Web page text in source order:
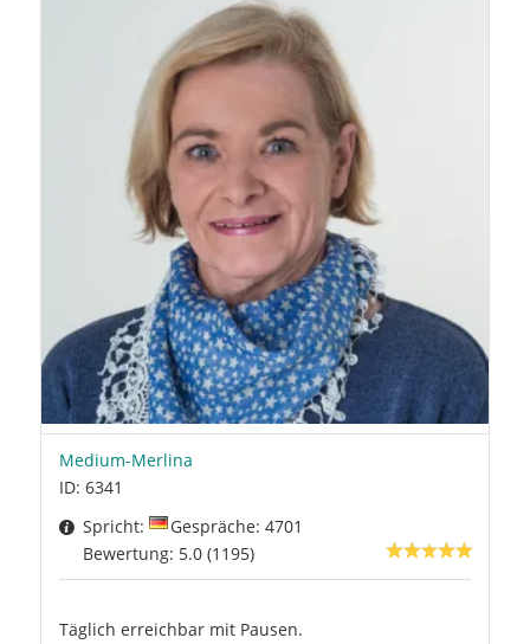
Medium-Merlina
ID: 6341
Spricht:
Gespräche: 4701
Bewertung: 5.0 (1195)
Täglich erreichbar mit Pausen.